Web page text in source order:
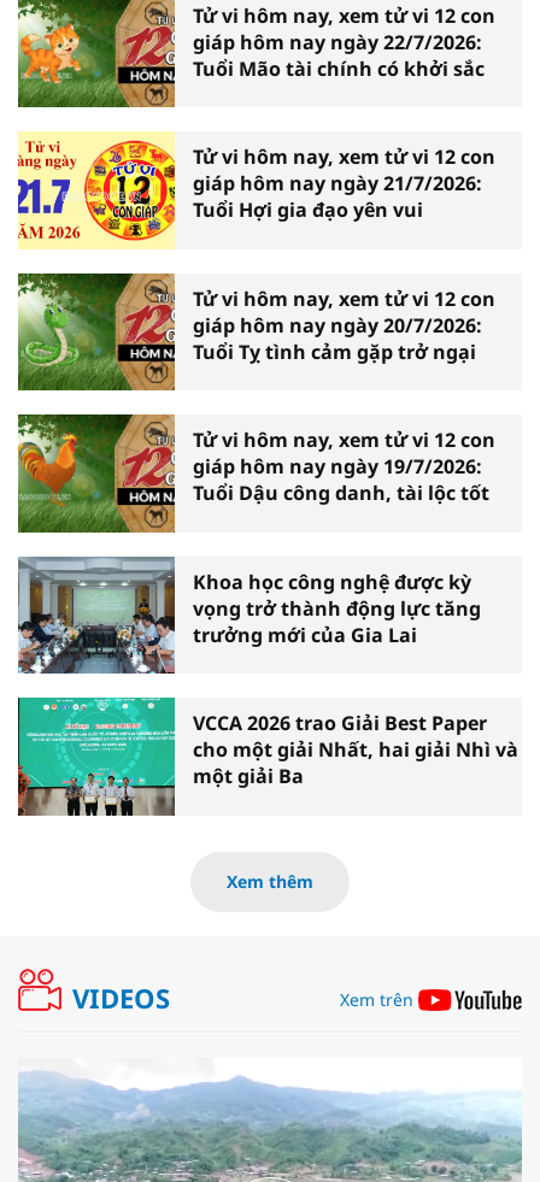
Tử vi hôm nay, xem tử vi 12 con
giáp hôm nay ngày 22/7/2026:
Tuổi Mão tài chính có khởi sắc
Tử vi hôm nay, xem tử vi 12 con
giáp hôm nay ngày 21/7/2026:
Tuổi Hợi gia đạo yên vui
Tử vi hôm nay, xem tử vi 12 con
giáp hôm nay ngày 20/7/2026:
Tuổi Tỵ tình cảm gặp trở ngại
Tử vi hôm nay, xem tử vi 12 con
giáp hôm nay ngày 19/7/2026:
Tuổi Dậu công danh, tài lộc tốt
Khoa học công nghệ được kỳ
vọng trở thành động lực tăng
trưởng mới của Gia Lai
VCCA 2026 trao Giải Best Paper
cho một giải Nhất, hai giải Nhì và
một giải Ba
Xem thêm
VIDEOS Xem trên